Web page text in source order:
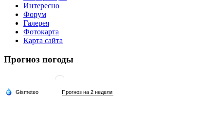
Интересно
Форум
Галерея
Фотокарта
Карта сайта
Прогноз погоды